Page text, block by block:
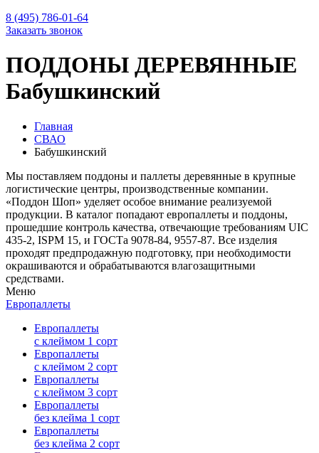
8 (495) 786-01-64
Заказать звонок
ПОДДОНЫ ДЕРЕВЯННЫЕ
Бабушкинский
Главная
СВАО
Бабушкинский
Мы поставляем поддоны и паллеты деревянные в крупные
логистические центры, производственные компании.
«Поддон Шоп» уделяет особое внимание реализуемой
продукции. В каталог попадают европаллеты и поддоны,
прошедшие контроль качества, отвечающие требованиям UIC
435-2, ISPM 15, и ГОСТа 9078-84, 9557-87. Все изделия
проходят предпродажную подготовку, при необходимости
окрашиваются и обрабатываются влагозащитными
средствами.
Меню
Европаллеты
Европаллеты
с клеймом 1 сорт
Европаллеты
с клеймом 2 сорт
Европаллеты
с клеймом 3 сорт
Европаллеты
без клейма 1 сорт
Европаллеты
без клейма 2 сорт